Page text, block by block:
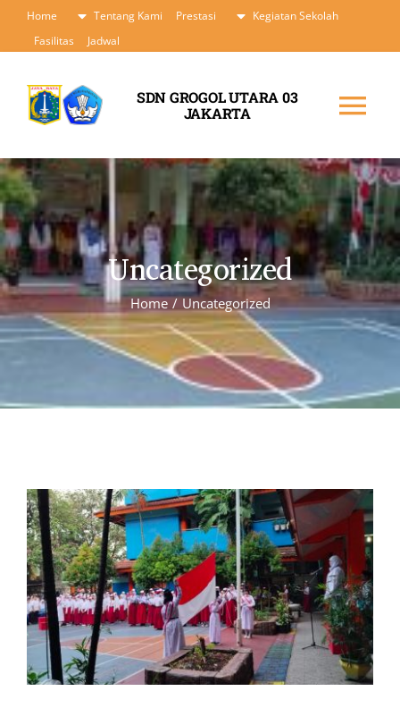
Home Tentang Kami Prestasi
Kegiatan Sekolah
Fasilitas
Jadwal
SDN GROGOL UTARA 03
JAKARTA
Home
Tentang Kami
Prestasi
Kegiatan Sekolah
Fasilitas
Uncategorized
Home / Uncategorized